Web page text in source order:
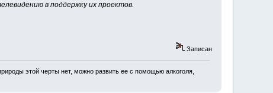
в поддержку их проектов.
Записан
этой черты нет, можно развить ее с помощью алкоголя,